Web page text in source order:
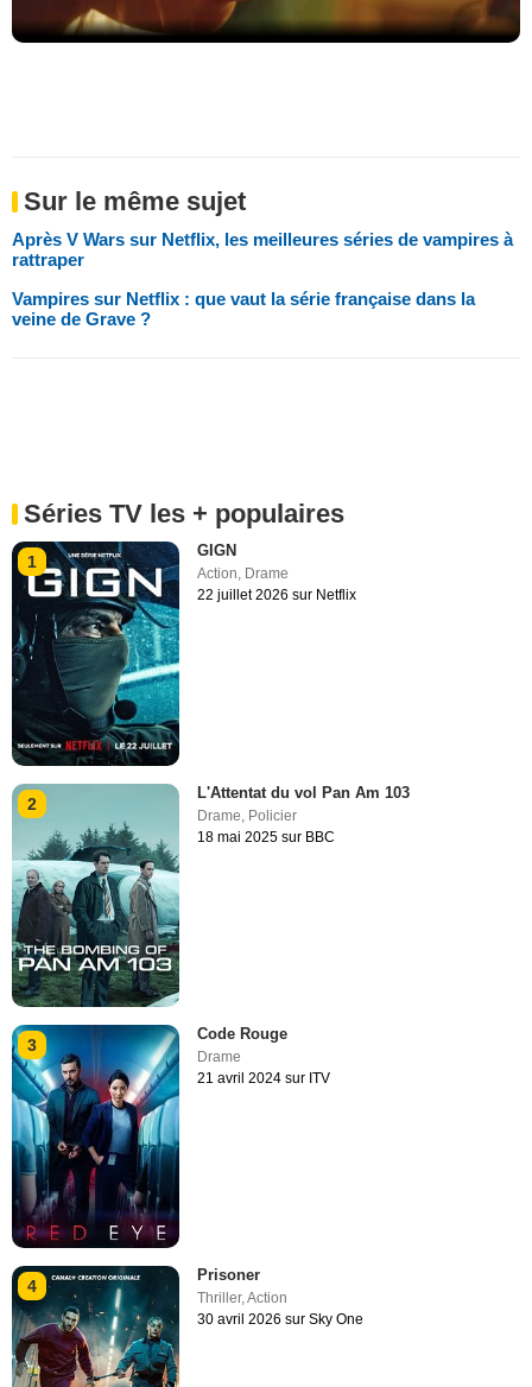
Sur le même sujet
Après V Wars sur Netflix, les meilleures séries de vampires à
rattraper
Vampires sur Netflix : que vaut la série française dans la
veine de Grave ?
Séries TV les + populaires
1
GIGN
Action, Drame
22 juillet 2026 sur Netflix
2
L'Attentat du vol Pan Am 103
Drame Policier
18 mai 2025 sur BBC
3
Code Rouge
Drame
21 avril 2024 sur ITV
4
Prisoner
Thriller,Action
30 avril 2026 sur Sky One